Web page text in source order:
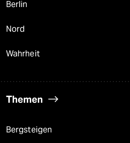
Berlin
Nord
Wahrheit
Themen
Bergsteigen